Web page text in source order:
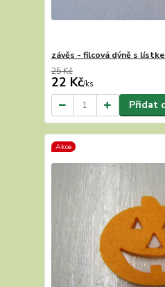
závěs - filcová dýně s
25 Kč
22 Kč/ks
Přidat
Akce